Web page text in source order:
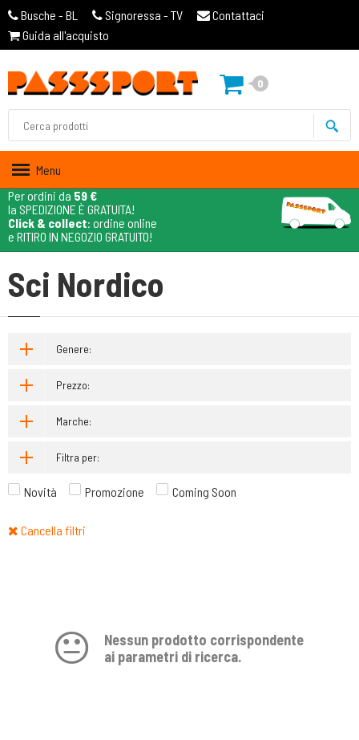
Busche - BL Signoressa - TV
Contattaci
Guida all'acquisto
0
Menu
Per ordini da 59 €
la SPEDIZIONE È GRATUITA!
Click & collect: ordine online
e RITIRO IN NEGOZIO GRATUITO!
Sci Nordico
Genere:
Prezzo:
Marche:
Filtra per:
Novità Promozione Coming Soon
Cancella filtri
Nessun prodotto corrispondente
ai parametri di ricerca.